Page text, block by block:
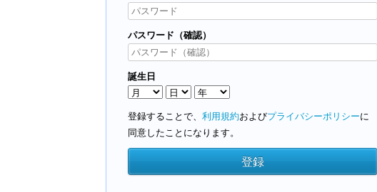
パスワード（確認）
誕生日
登録することで、 利用規約およびプライバシーポリシーに
同意したことになります。